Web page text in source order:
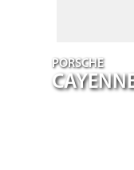
PORSCHE